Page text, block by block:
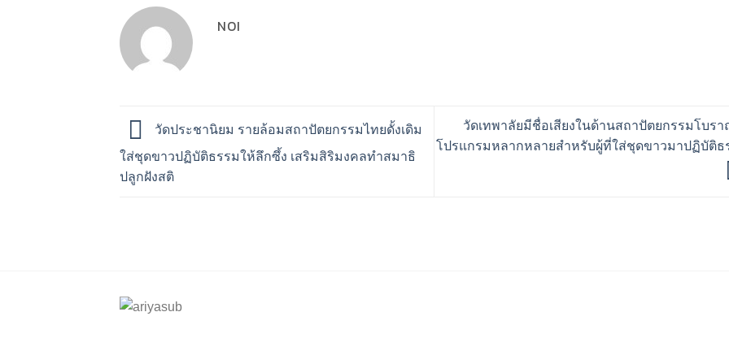
NOI
วัดประชานิยม รายล้อมสถาปัตยกรรมไทยดั้งเดิม
ใส่ชุดขาวปฏิบัติธรรมให้ลึกซึ้ง เสริมสิริมงคลทำสมาธิ
ปลูกฝังสติ
วัดเทพาลัยมีชื่อเสียงในด้านสถาปัตยกรรมโบร
โปรแกรมหลากหลายสำหรับผู้ที่ใส่ชุดขาวมาปฏิบัติธ